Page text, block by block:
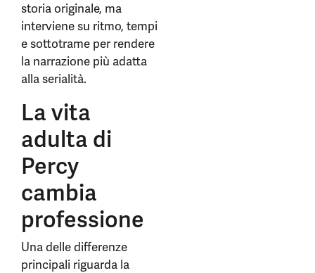
storia originale, ma
interviene su ritmo, tempi
e sottotrame per rendere
la narrazione più adatta
alla serialità.
La vita
adulta di
Percy
cambia
professione
Una delle differenze
principali riguarda la